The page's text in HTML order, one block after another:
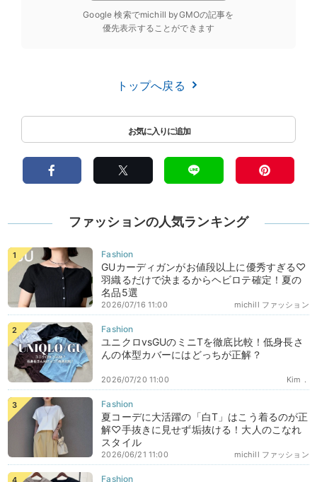
Google 検索でmichill byGMOの記事を
優先表示することができます
トップへ戻る
ファッションの人気ランキング
GUカーディガンがお値段以上に優秀すぎる♡
羽織るだけで決まるからヘビロテ確定！夏の
名品5選
michill ファッション
2026/07/16 11:00
ユニクロvsGUのミニTを徹底比較！低身長さ
んの体型カバーにはどっちが正解？
Kim．
2026/07/20 11:00
夏コーデに大活躍の「白T」はこう着るのが正
解♡手抜きに見せず垢抜ける！大人のこなれ
スタイル
michill ファッション
2026/06/21 11:00